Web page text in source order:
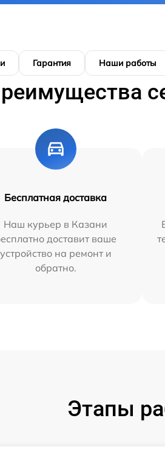
Гарантия Наши работы
Бесплатная доставка
Наш курьер в Казани
доставит ваше
устройство на ремонт и
обратно.
Этапы